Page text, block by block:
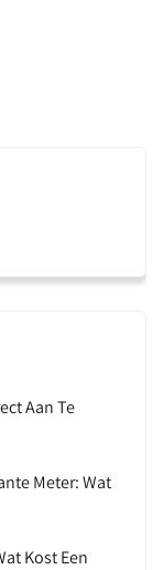
Aan Te
Meter: Wat
Kost Een